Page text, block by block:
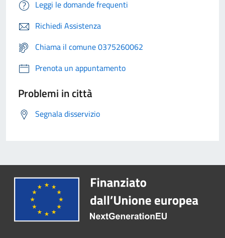
Leggi le domande frequenti
Richiedi Assistenza
Chiama il comune 0375260062
Prenota un appuntamento
Problemi in città
Segnala disservizio